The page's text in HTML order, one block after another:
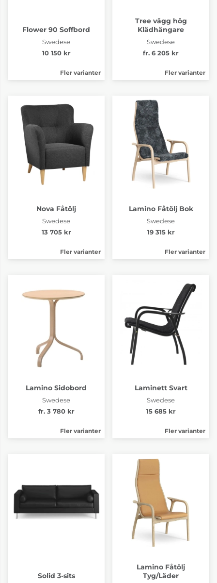
Flower 90 Soffbord
Swedese
10 150 kr
Fler varianter
Tree vägg hög
Klädhängare
Swedese
fr. 6 205 kr
Fler varianter
Nova Fåtölj
Swedese
13 705 kr
Fler varianter
Lamino Fåtölj Bok
Swedese
19 315 kr
Fler varianter
Lamino Sidobord
Swedese
fr. 3 780 kr
Fler varianter
Laminett Svart
Swedese
15 685 kr
Fler varianter
Solid 3-sits
Lamino Fåtölj
Tyg/Läder